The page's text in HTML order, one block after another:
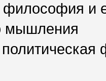
философия и
мышления